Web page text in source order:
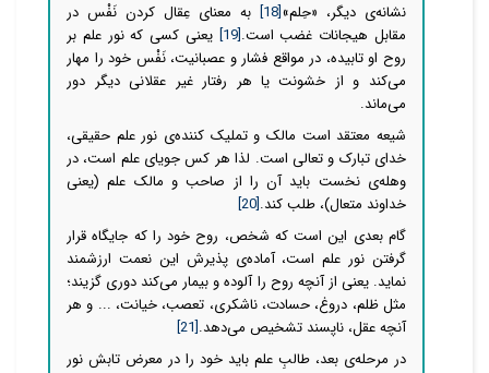
نشانه‌ی دیگر، «حِلم»[18]
به معنای عِقال کردن ‌نَفْس در
مقابل هیجانات غضب است.[19]
یعنی کسی که نور علم بر
روح او تابیده، در مواقع فشار و عصبانیت، ‌نَفْس خود را مهار
می‌کند و از خشونت یا هر رفتار غیر عقلانی دیگر دور
می‌ماند.
شیعه معتقد است مالک و تملیک کننده‌ی نور علم حقیقی،
خدای تبارک و تعالی است. لذا هر کس جویای علم است، در
وهله‌ی نخست باید آن را از صاحب و مالک علم (یعنی
خداوند متعال)، طلب کند.[20]
گام بعدی این است که شخص، روح خود را که جایگاه قرار
گرفتن نور علم است، آماده‌ی پذیرش این نعمت ارزشمند
نماید. یعنی از آنچه روح را آلوده و بیمار می‌کند دوری گزیند؛
مثل ظلم، دروغ، حسادت، ناشکری، تعصب، خیانت، ... و هر
آنچه عقل، ناپسند تشخیص می‌دهد.[21]
در مرحله‌ی بعد، طالبِ علم باید خود را در معرض تابش نور